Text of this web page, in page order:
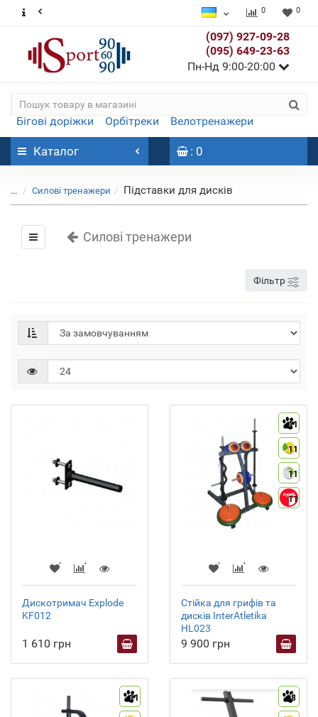
0 0
(097) 927-09-28
(095) 649-23-63
Пн-Нд 9:00-20:00
Бігові доріжки Орбітреки Велотренажери
Каталог : 0
... Силові тренажери Підставки для дисків
Силові тренажери
Фільтр
Дискотримач Explode
KF012
1 610 грн
11
11
11
11
Стійка для грифів та
дисків InterAtletika
HL023
9 900 грн
11 8